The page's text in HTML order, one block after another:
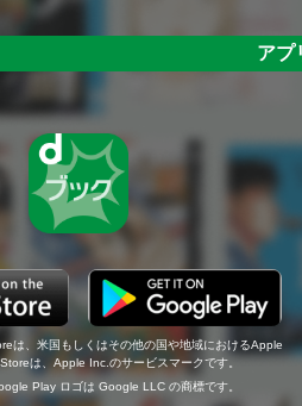
アプ
は、米国もしくはその他の国や地域におけるApple
は、Apple Inc.のサービスマークです。
Play ロゴは Google LLC の商標です。